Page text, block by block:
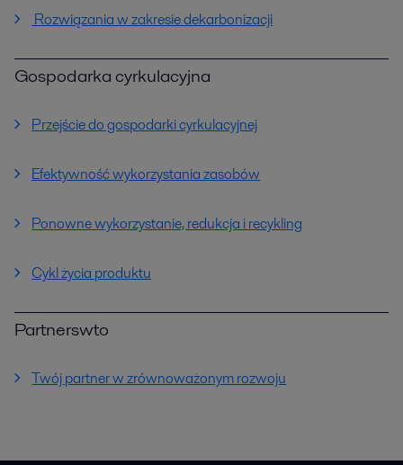
Rozwiązania w zakresie dekarbonizacji
Gospodarka cyrkulacyjna
Przejście do gospodarki cyrkulacyjnej
Efektywność wykorzystania zasobów
Ponowne wykorzystanie, redukcja i recykling
Cykl życia produktu
Partnerswto
Twój partner w zrównoważonym rozwoju